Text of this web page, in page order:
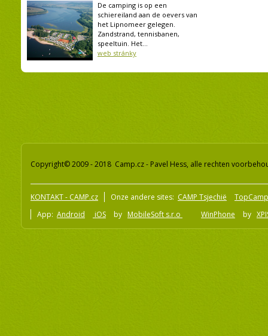
De camping is op een
schiereiland aan de oevers van
het Lipnomeer gelegen.
Zandstrand, tennisbanen,
speeltuin. Het...
web stránky
Copyright© 2009 - 2018 Camp.cz - Pavel Hess, alle rechten
KONTAKT - CAMP.cz Onze andere sites: CAMP Tsjechië
App: Android iOS by MobileSoft s.r.o WinPhone by